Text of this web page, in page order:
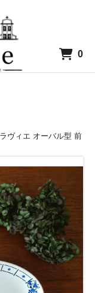
0
ヴィエ オーバル型 前